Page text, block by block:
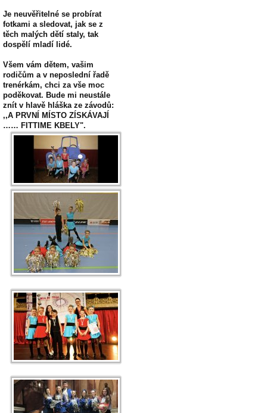
Je neuvěřitelné se probírat
fotkami a sledovat, jak se z
těch malých dětí staly, tak
dospělí mladí lidé.
Všem vám dětem, vašim
rodičům a v neposlední řadě
trenérkám, chci za vše moc
poděkovat. Bude mi neustále
znít v hlavě hláška ze závodů:
,,A PRVNÍ MÍSTO ZÍSKÁVAJÍ
…… FITTIME KBELY".